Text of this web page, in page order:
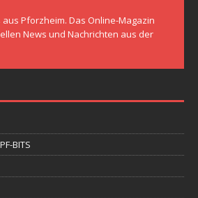
aus Pforzheim. Das Online-Magazin
News und Nachrichten aus der
BITS